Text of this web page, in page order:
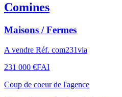
Comines
Maisons / Fermes
A vendre Réf. com231via
231 000 €FAI
Coup de coeur de l'agence